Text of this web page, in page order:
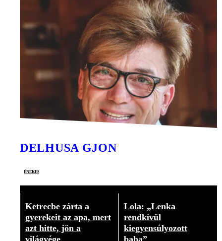
DELHUSA GJON
énekes
Ketrecbe zárta a
gyerekeit az apa, mert
azt hitte, jön a
világvége
Lola: „Lenka
rendkívül
kiegyensúlyozott
baba”